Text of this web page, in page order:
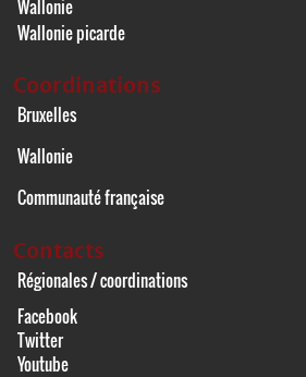
Wallonie
Wallonie picarde
Coordinations
Bruxelles
Wallonie
Communauté française
Contacts
Régionales / coordinations
Facebook
Twitter
Youtube